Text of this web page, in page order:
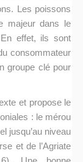
Les poissons
majeur dans le
effet, ils sont
consommateur
groupe clé pour
et propose le
: le mérou
jusqu’au niveau
et de l’Agriate